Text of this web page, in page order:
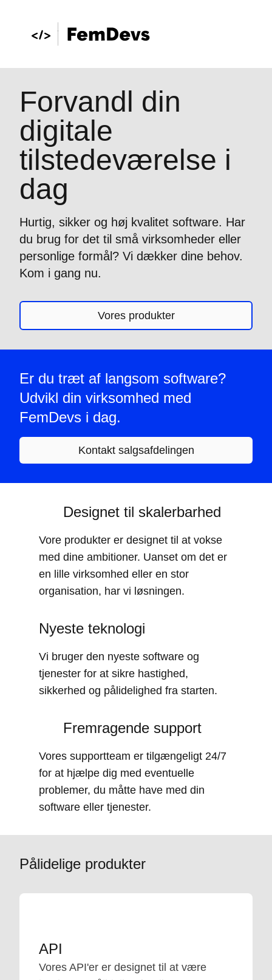
Forvandl din
digitale
tilstedeværelse i
dag
Hurtig, sikker og høj kvalitet software. Har
du brug for det til små virksomheder eller
personlige formål? Vi dækker dine behov.
Kom i gang nu.
Vores produkter
Er du træt af langsom software?
Udvikl din virksomhed med
FemDevs i dag.
Kontakt salgsafdelingen
Designet til skalerbarhed
Vore produkter er designet til at vokse
med dine ambitioner. Uanset om det er
en lille virksomhed eller en stor
organisation, har vi løsningen.
Nyeste teknologi
Vi bruger den nyeste software og
tjenester for at sikre hastighed,
sikkerhed og pålidelighed fra starten.
Fremragende support
Vores supportteam er tilgængeligt 24/7
for at hjælpe dig med eventuelle
problemer, du måtte have med din
software eller tjenester.
Pålidelige produkter
API
Vores API'er er designet til at være